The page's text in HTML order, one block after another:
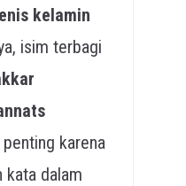
kelamin
isim terbagi
karena
kata dalam